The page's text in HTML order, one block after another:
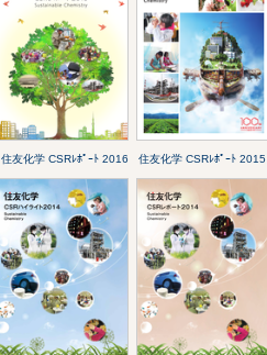
住友化学 CSRﾚﾎﾟｰﾄ 2016 住友化学 CSRﾚﾎﾟｰﾄ 2015